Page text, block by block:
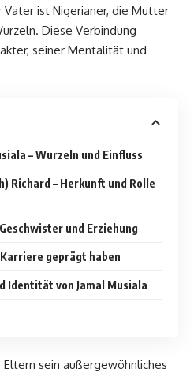
ist Nigerianer, die Mutter
Diese Verbindung
seiner Mentalität und
– Wurzeln und Einfluss
Richard – Herkunft und Rolle
und Erziehung
geprägt haben
Identität von Jamal Musiala
sein außergewöhnliches